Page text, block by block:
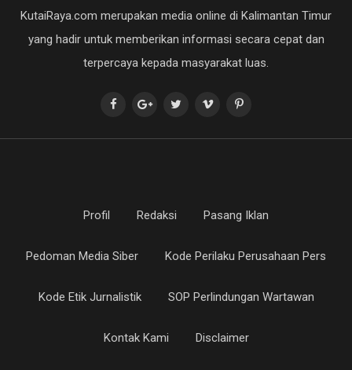
KutaiRaya.com merupakan media online di Kalimantan Timur
yang hadir untuk memberikan informasi secara cepat dan
terpercaya kepada masyarakat luas.
Profil Redaksi Pasang Iklan
Pedoman Media Siber Kode Perilaku Perusahaan Pers
Kode Etik Jurnalistik SOP Perlindungan Wartawan
Kontak Kami Disclaimer